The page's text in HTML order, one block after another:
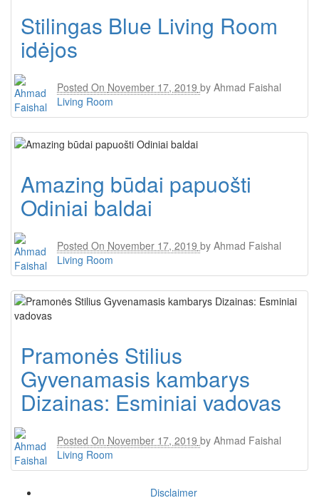
Stilingas Blue Living Room
idėjos
Posted On November 17, 2019 by Ahmad Faishal
Living Room
Amazing būdai papuošti
Odiniai baldai
Posted On November 17, 2019 by Ahmad Faishal
Living Room
Pramonės Stilius
Gyvenamasis kambarys
Dizainas: Esminiai vadovas
Posted On November 17, 2019 by Ahmad Faishal
Living Room
Disclaimer